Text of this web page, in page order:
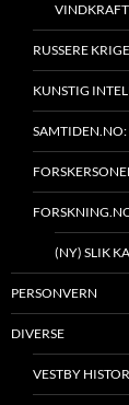
RUSSERE
KUNSTIG
(NY) SLIK
PERSONVERN
DIVERSE
VESTBY